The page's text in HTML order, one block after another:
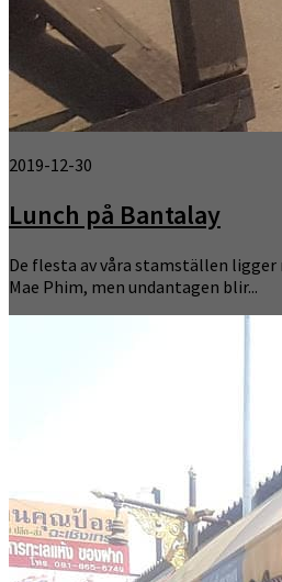
2019-12-30
Lunch på Bantalay
De flesta av våra stamställen
Mae Phim, men undantagen blir...